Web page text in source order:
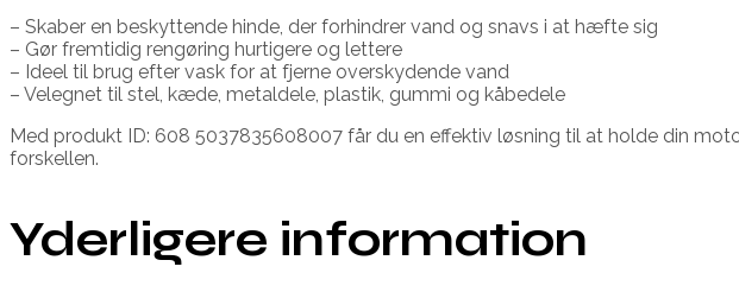
– Skaber en beskyttende hinde, der forhindrer vand og snavs i at hæfte sig
– Gør fremtidig rengøring hurtigere og lettere
– Ideel til brug efter vask for at fjerne overskydende vand
– Velegnet til stel, kæde, metaldele, plastik, gummi og kåbedele
Med produkt ID: 608 5037835608007 får du en effektiv løsning til at holde din
forskellen.
Yderligere information